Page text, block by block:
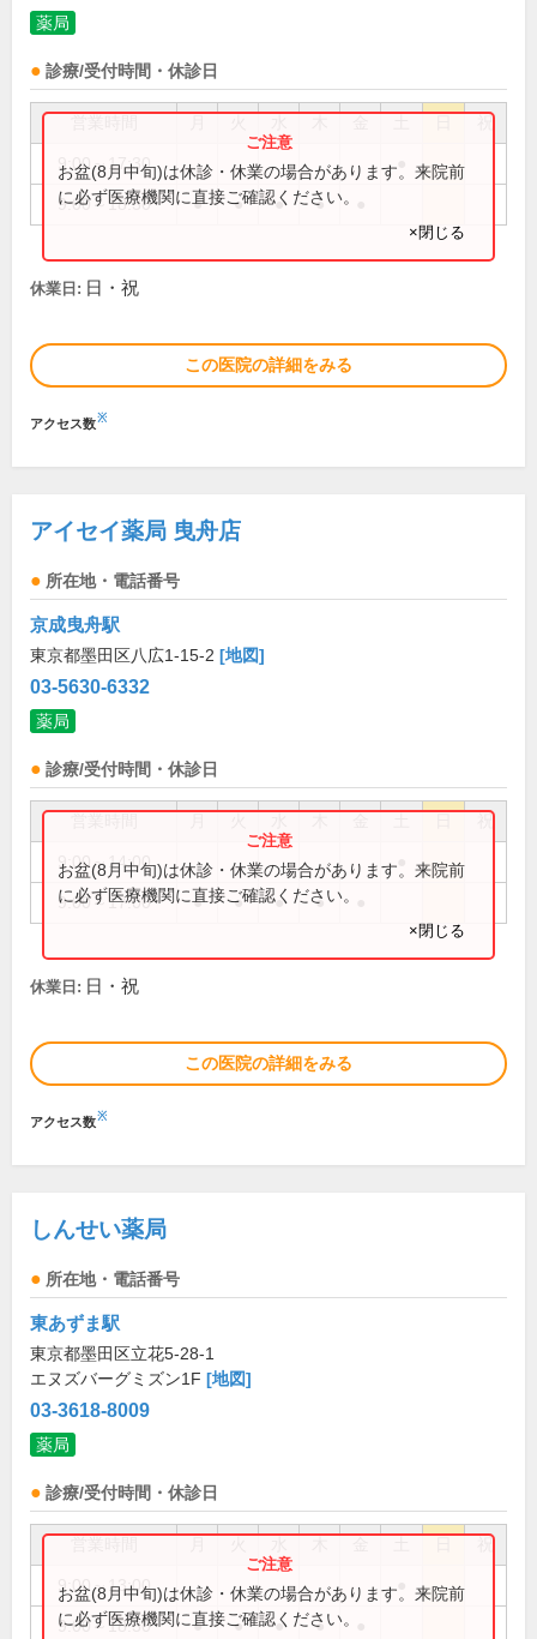
薬局
診療/受付時間・休診日
祝
9:00～17:30
9:00～18:30 ● ● ● ●
お盆(8月中旬)は休診・休業の場合があります。来院前
に必ず医療機関に直接ご確認ください。
×閉じる
休業日: 日・祝
この医院の詳細をみる
アクセス数※
アイセイ薬局 曳舟店
所在地・電話番号
京成曳舟駅
東京都墨田区八広1-15-2 [地図]
03-5630-6332
薬局
診療/受付時間・休診日
祝
9:00～14:00
9:00～17:00 ● ● ● ●
お盆(8月中旬)は休診・休業の場合があります。来院前
に必ず医療機関に直接ご確認ください。
×閉じる
休業日: 日・祝
この医院の詳細をみる
アクセス数※
しんせい薬局
所在地・電話番号
東あずま駅
東京都墨田区立花5-28-1
エヌズバーグミズン1F [地図]
03-3618-8009
薬局
診療/受付時間・休診日
祝
9:00～13:00
9:00～18:30 ● ● ● ●
お盆(8月中旬)は休診・休業の場合があります。来院前
に必ず医療機関に直接ご確認ください。